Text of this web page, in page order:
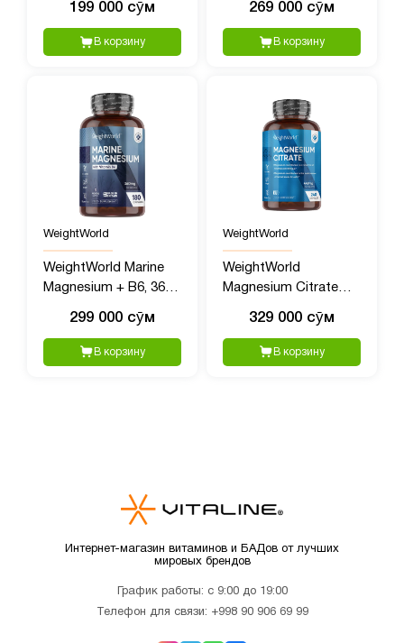
199 000 сӯм
В корзину
269 000 сӯм
В корзину
WeightWorld
WeightWorld Marine
Magnesium + B6, 360
299 000 сӯм
В корзину
WeightWorld
WeightWorld
Magnesium Citrate
329 000 сӯм
В корзину
Интернет-магазин витаминов и БАДов от лучших
мировых брендов
График работы: с 9:00 до 19:00
Телефон для связи: +998 90 906 69 99